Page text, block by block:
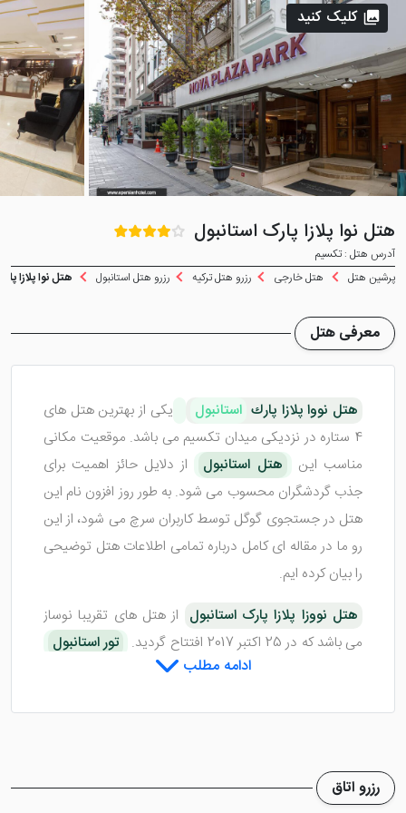
هتل نوا پلازا پارک استانبول
آدرس هتل : تکسیم
پرشین هتل
هتل خارجی رزرو هتل ترکیه رزرو هتل استانبول هتل نوا پلازا
کلیک کنید
معرفی هتل
هتل نووا پلازا پارك استانبول
یکی از بهترین هتل های
4 ستاره در نزدیکی میدان تکسیم می باشد. موقعیت مکانی
مناسب این
هتل استانبول
از دلایل حائز اهمیت برای
جذب گردشگران محسوب می شود. به طور روز افزون نام این
هتل در جستجوی گوگل توسط کاربران سرچ می شود، از این
رو ما در مقاله ای کامل درباره تمامی اطلاعات هتل توضیحی
را بیان کرده ایم.
هتل نووزا پلازا پارک استانبول از هتل های تقریبا نوساز
می باشد که در 25 اکتبر 2017 افتتاح گردید.
تور استانبول
از جمله سفر هایی است که بسیار مورد استقبال گردشگران
انتها دنبال کنید و سپس رزرو مطمئن از سایت معتبر پرشین
هتل را انجام دهید.
ادامه مطلب
رزرو اتاق